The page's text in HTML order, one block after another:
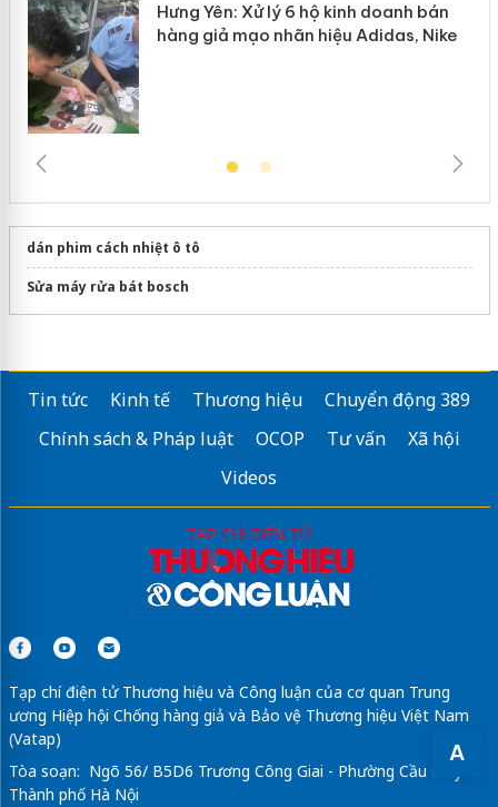
A
Hưng Yên: Xử lý 6 hộ kinh doanh bán
hàng giả mạo nhãn hiệu Adidas, Nike
dán phim cách nhiệt ô tô
Sửa máy rửa bát bosch
Tin tức Kinh tế Thương hiệu
Chuyển động 389
Chính sách & Pháp luật
OCOP Tư vấn
Xã hội
Videos
Tạp chí điện tử Thương hiệu và Công luận của cơ quan Trung
ương Hiệp hội Chống hàng giả và Bảo vệ Thương hiệu Việt Nam
(Vatap)
Tòa soạn: Ngõ 56/ B5D6 Trương Công Giai - Phường Cầu Giấy -
Thành phố Hà Nội